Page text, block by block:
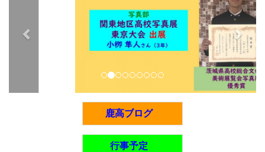
v
s
x
t
鹿高ブログ
行事予定